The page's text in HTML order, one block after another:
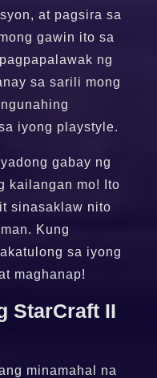
at pagsira sa
gawin ito sa
ng
sa sarili mong
iyong playstyle.
gabay ng
kailangan mo! Ito
sinasaklaw nito
Kung
sa iyong
maghanap!
StarCraft II
minamahal na